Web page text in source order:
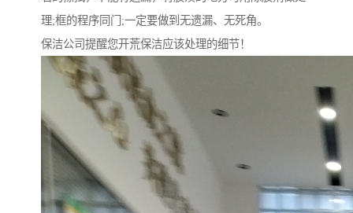
理;框的程序同门;一定要做到无遗漏、无死角。
保洁公司提醒您开荒保洁应该处理的细节！